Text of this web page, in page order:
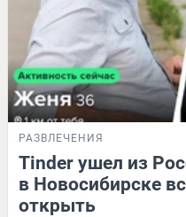
РАЗВЛЕЧЕНИЯ
Tinder ушел из
в Новосибирске
открыть